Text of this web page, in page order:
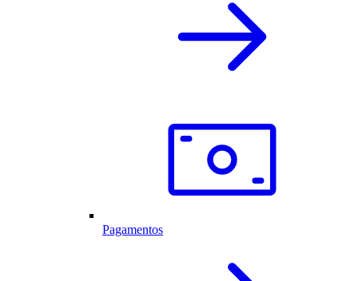
Pagamentos